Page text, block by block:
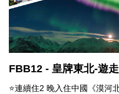
FBB12 - 皇牌東北-遊
⭐連續住2 晚入住中國《漠河